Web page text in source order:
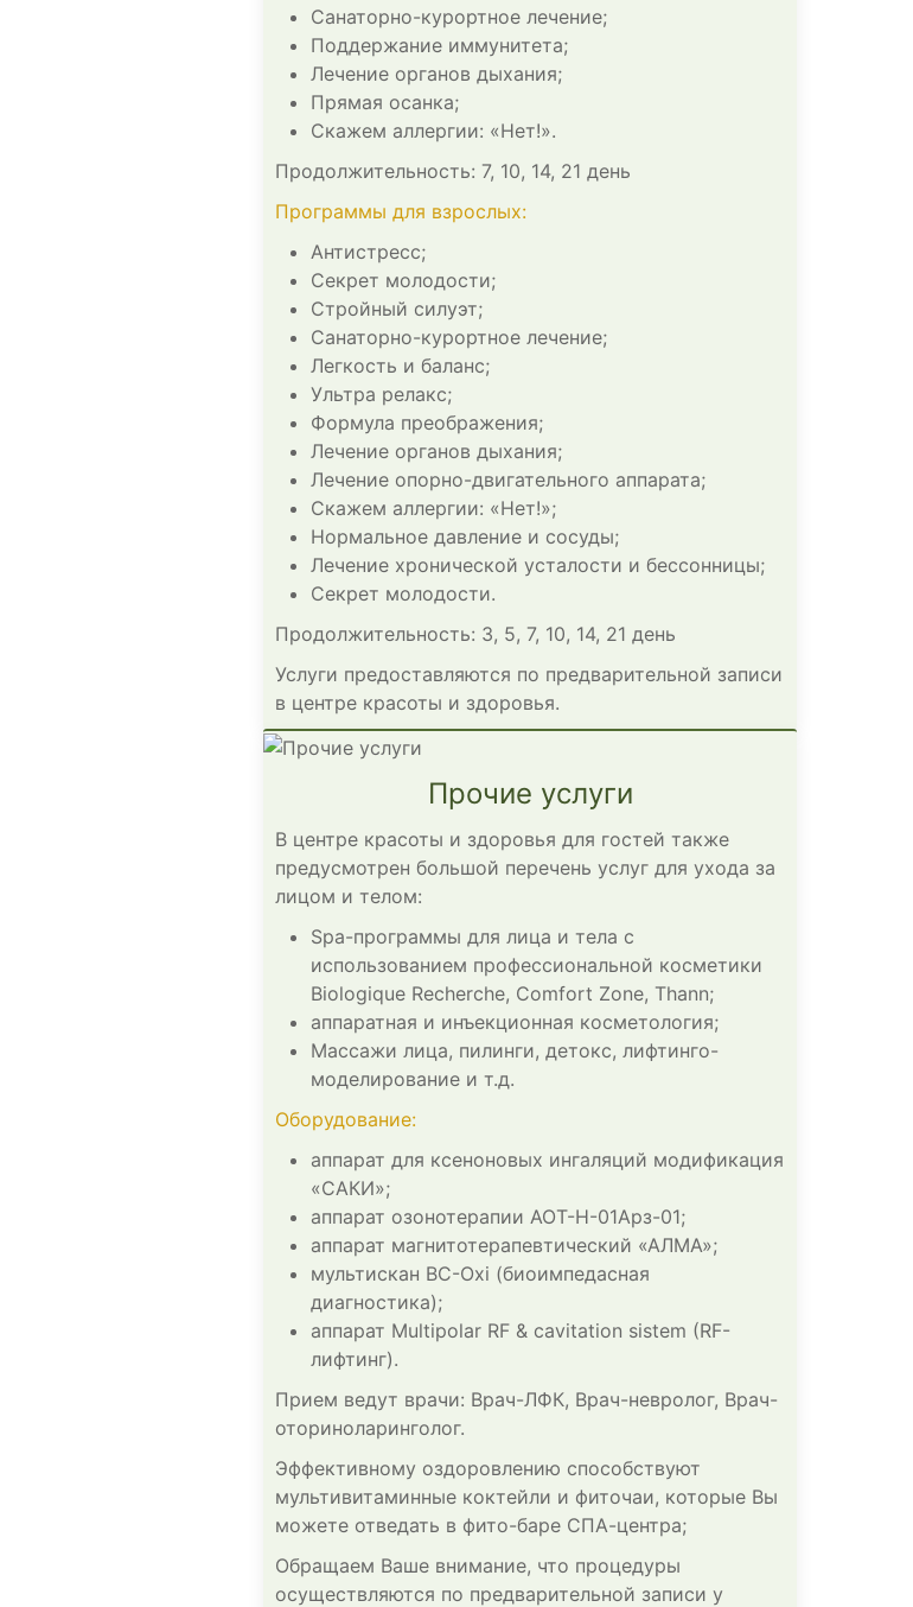
Санаторно-курортное лечение;
Поддержание иммунитета;
Лечение органов дыхания;
Прямая осанка;
Скажем аллергии: «Нет!».
Продолжительность: 7, 10, 14, 21 день
Программы для взрослых:
Антистресс;
Секрет молодости;
Стройный силуэт;
Санаторно-курортное лечение;
Легкость и баланс;
Ультра релакс;
Формула преображения;
Лечение органов дыхания;
Лечение опорно-двигательного аппарата;
Скажем аллергии: «Нет!»;
Нормальное давление и сосуды;
Лечение хронической усталости и бессонницы;
Секрет молодости.
Продолжительность: 3, 5, 7, 10, 14, 21 день
Услуги предоставляются по предварительной записи
в центре красоты и здоровья.
Прочие услуги
В центре красоты и здоровья для гостей также
предусмотрен большой перечень услуг для ухода за
лицом и телом:
Spa-программы для лица и тела с
использованием профессиональной косметики
Biologique Recherche, Comfort Zone, Thann;
аппаратная и инъекционная косметология;
Массажи лица, пилинги, детокс, лифтинго-
моделирование и т.д.
Оборудование:
аппарат для ксеноновых ингаляций модификация
«САКИ»;
аппарат озонотерапии АОТ-Н-01Арз-01;
аппарат магнитотерапевтический «АЛМА»;
мультискан ВС-Охi (биоимпедасная
диагностика);
аппарат Multipolar RF & сavitation sistem (RF-
лифтинг).
Прием ведут врачи: Врач-ЛФК, Врач-невролог, Врач-
оториноларинголог.
Эффективному оздоровлению способствуют
мультивитаминные коктейли и фиточаи, которые Вы
можете отведать в фито-баре СПА-центра;
Обращаем Ваше внимание, что процедуры
осуществляются по предварительной записи у